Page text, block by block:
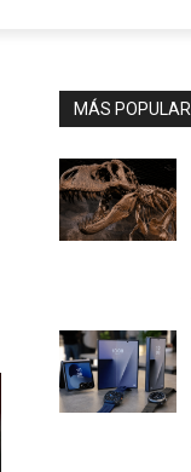
MÁS POPULAR